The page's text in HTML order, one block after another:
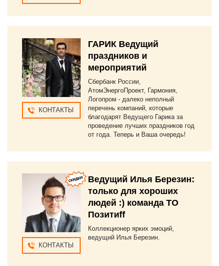
КОНТАКТЫ
ГАРИК Ведущий
праздников и
мероприятий
Сбербанк России,
АтомЭнергоПроект, Гармония,
Логопром - далеко неполный
перечень компаний, которые
благодарят Ведущего Гарика за
проведение лучших праздников год
от года. Теперь и Ваша очередь!
КОНТАКТЫ
Ведущий Илья Березин:
только для хороших
людей :) команда ТО
Позитиff
Коллекционер ярких эмоций,
ведущий Илья Березин.